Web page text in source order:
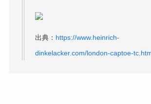
出典： https://www.heinrich-
dinkelacker.com/london-captoe-